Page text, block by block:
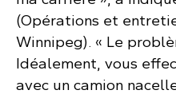
(Opérations et
Winnipeg). « Le
Idéalement, vous
avec un camion